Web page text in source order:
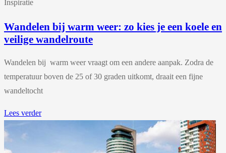
Inspiratie
Wandelen bij warm weer: zo kies je een koele en
veilige wandelroute
Wandelen bij warm weer vraagt om een andere aanpak. Zodra de
temperatuur boven de 25 of 30 graden uitkomt, draait een fijne
wandeltocht
Lees verder